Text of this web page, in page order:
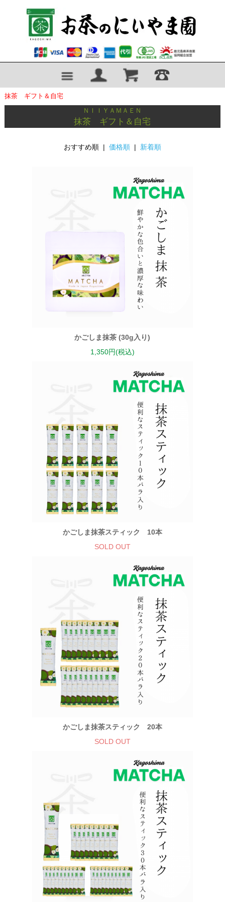
抹茶 ギフト＆自宅
ＮＩＩＹＡＭＡＥＮ
抹茶 ギフト＆自宅
おすすめ順 | 価格順| 新着順
かごしま抹茶 (30g入り)
1,350円(税込)
かごしま抹茶スティック 10本
SOLD OUT
かごしま抹茶スティック 20本
SOLD OUT